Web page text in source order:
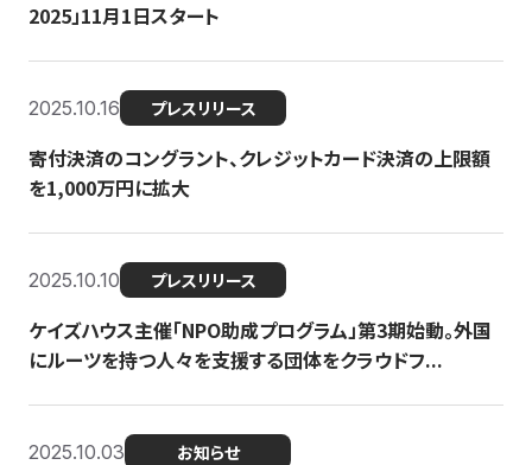
2025」11月1日スタート
2025.10.16 プレスリリース
寄付決済のコングラント、クレジットカード決済の上限額
を1,000万円に拡大
2025.10.10 プレスリリース
ケイズハウス主催「NPO助成プログラム」第3期始動。外国
にルーツを持つ人々を支援する団体をクラウドフ...
2025.10.03 お知らせ